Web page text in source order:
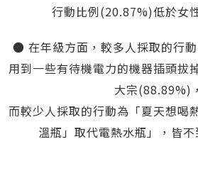
行動比例(20.87%)低於女
● 在年級方面，較多人採取的行
用到一些有待機電力的機器插頭拔
大宗(88.89%)，
而較少人採取的行動為「夏天想喝
溫瓶」取代電熱水瓶」，皆不